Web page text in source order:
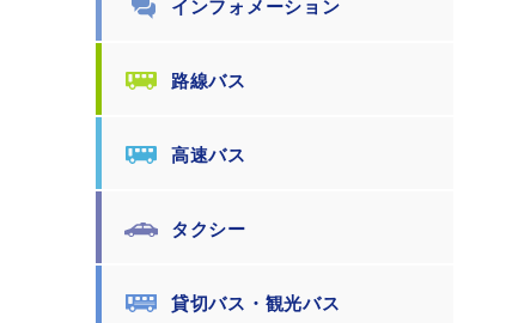
インフォメーション
路線バス
高速バス
タクシー
貸切バス・観光バス